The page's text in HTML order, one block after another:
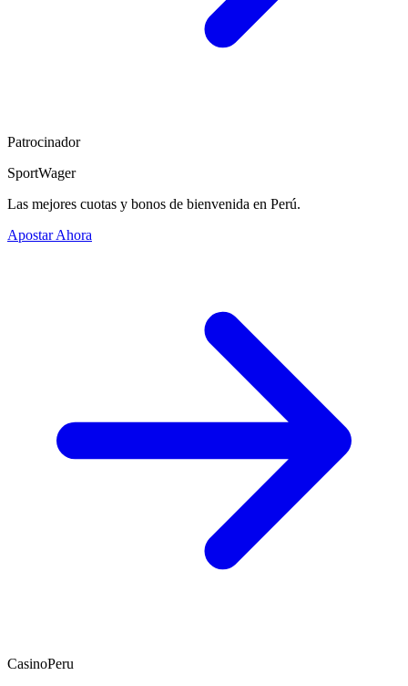
Patrocinador
SportWager
Las mejores cuotas y bonos de bienvenida en Perú.
Apostar Ahora
CasinoPeru